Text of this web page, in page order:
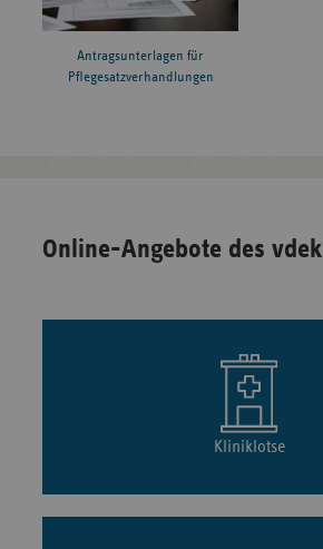
Antragsunterlagen für
Pflegesatzverhandlungen
Online-Angebote des vdek
Kliniklotse